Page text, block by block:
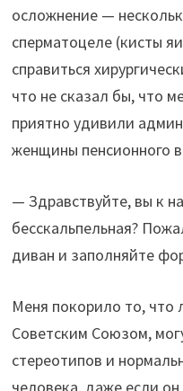
осложнение —
сперматоцеле (кисты
справиться
что не сказал бы, что
приятно удивили
женщины пенсионного
— Здравствуйте, вы к
бесскальпельная?
диван и заполняйте
Меня покорило то, что
Советским Союзом,
стереотипов и